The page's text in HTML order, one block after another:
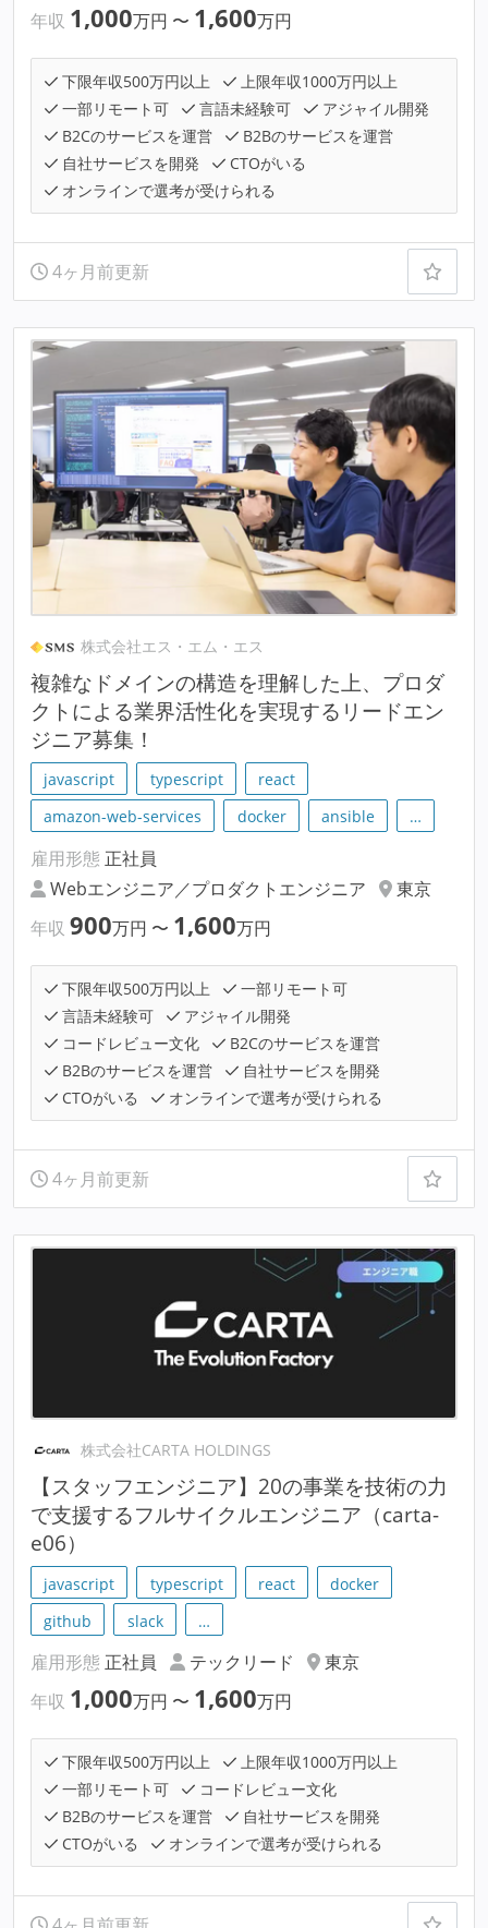
年収 1,000万円 〜 1,600万円
下限年収500万円以上
上限年収1000万円以上
一部リモート可
言語未経験可
アジャイル開発
B2Cのサービスを運営
B2Bのサービスを運営
自社サービスを開発
CTOがいる
オンラインで選考が受けられる
4ヶ月前更新
株式会社エス・エム・エス
複雑なドメインの構造を理解した上、プロダ
クトによる業界活性化を実現するリードエン
ジニア募集！
javascript typescript
react
amazon-web-services
docker ansible …
雇用形態 正社員
Webエンジニア／プロダクトエンジニア
東京
年収 900万円 〜 1,600万円
下限年収500万円以上
一部リモート可
言語未経験可
アジャイル開発
コードレビュー文化
B2Cのサービスを運営
B2Bのサービスを運営
自社サービスを開発
CTOがいる
オンラインで選考が受けられる
4ヶ月前更新
株式会社CARTA HOLDINGS
【スタッフエンジニア】20の事業を技術の力
で支援するフルサイクルエンジニア（carta-
e06）
javascript typescript react
docker
github
slack …
雇用形態 正社員 テックリード
東京
年収 1,000万円 〜 1,600万円
下限年収500万円以上
上限年収1000万円以上
一部リモート可
コードレビュー文化
B2Bのサービスを運営
自社サービスを開発
CTOがいる
オンラインで選考が受けられる